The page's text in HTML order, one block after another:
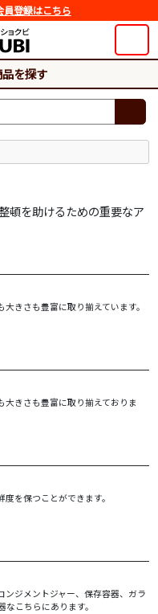
員登録はこちら
を探す
頓を助けるための重要なア
きさも豊富に取り揃えています。
大きさも豊富に取り揃えておりま
を保つことができます。
ジメントジャー、保存容器、ガラ
こちらにあります。